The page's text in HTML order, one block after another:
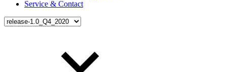
Service & Contact